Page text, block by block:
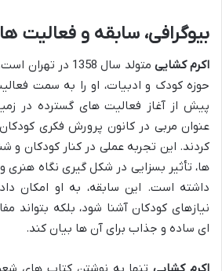
بیوگرافی، سابقه و فعالیت ها
اکرم کشایی
متولد سال 1358 در
حوزه کودک و ادبیات، او را به سمت
پیش از آغاز فعالیت های گسترده در
عنوان مربی در کانون پرورش فکری
کردند. این تجربه عملی در کنار کودکان و
ها، تأثیر بسزایی در شکل گیری نگاه هنری
داشته است. این سابقه، به او امکان
نیازهای کودکان آشنا شود، بلکه بتواند
ای ساده و جذاب برای آن ها بیان کند.